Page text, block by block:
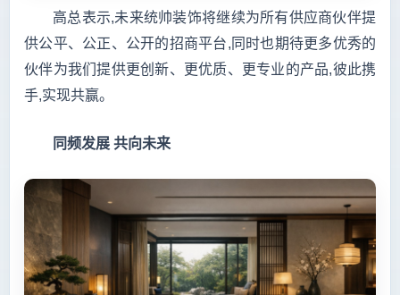
高总表示,未来统帅装饰将继续为所有供应商伙伴提
供公平、公正、公开的招商平台,同时也期待更多优秀的
伙伴为我们提供更创新、更优质、更专业的产品,彼此携
手,实现共赢。
同频发展 共向未来